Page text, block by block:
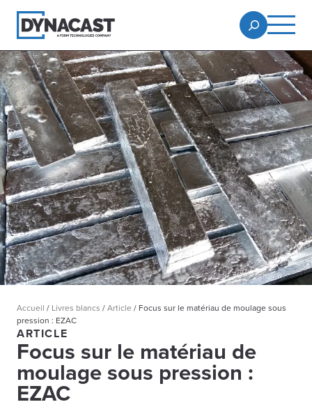
Accueil / Livres blancs /Article / Focus sur le matériau de moulage sous
pression : EZAC
ARTICLE
Focus sur le matériau de
moulage sous pression :
EZAC